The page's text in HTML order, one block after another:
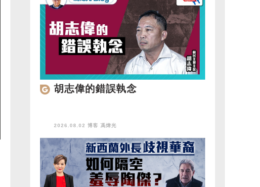
胡志偉的錯誤執念
2026.08.02 博客 馮煒光